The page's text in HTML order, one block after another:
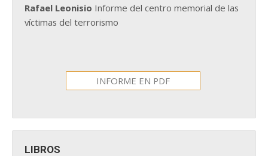
Rafael Leonisio Informe del centro memorial de las
víctimas del terrorismo
INFORME EN PDF
LIBROS